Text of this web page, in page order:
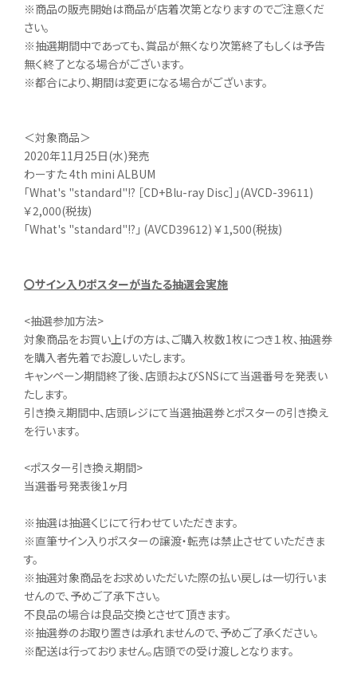
※商品の販売開始は商品が店着次第となりますのでご注意くだ
さい。
※抽選期間中であっても、賞品が無くなり次第終了もしくは予告
無く終了となる場合がございます。
※都合により、期間は変更になる場合がございます。
＜対象商品＞
2020年11月25日(水)発売
わーすた 4th mini ALBUM
「What's "standard"!? ［CD+Blu-ray Disc］」(AVCD-39611)
￥2,000(税抜)
「What's "standard"!?」 (AVCD39612) ￥1,500(税抜)
〇サイン入りポスターが当たる抽選会実施
<抽選参加方法>
対象商品をお買い上げの方は、ご購入枚数1枚につき１枚、抽選券
を購入者先着でお渡しいたします。
キャンペーン期間終了後、店頭およびSNSにて当選番号を発表い
たします。
引き換え期間中、店頭レジにて当選抽選券とポスターの引き換え
を行います。
<ポスター引き換え期間>
当選番号発表後1ヶ月
※抽選は抽選くじにて行わせていただきます。
※直筆サイン入りポスターの譲渡・転売は禁止させていただきま
す。
※抽選対象商品をお求めいただいた際の払い戻しは一切行いま
せんので、予めご了承下さい。
不良品の場合は良品交換とさせて頂きます。
※抽選券のお取り置きは承れませんので、予めご了承ください。
※配送は行っておりません。店頭での受け渡しとなります。